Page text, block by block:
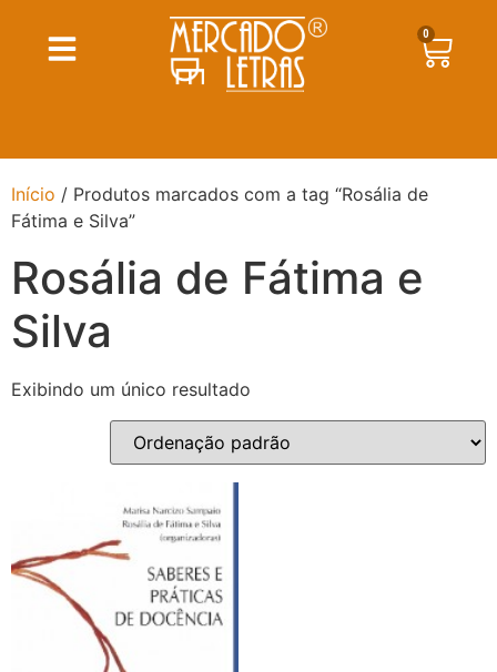
0
Início / Produtos marcados com a tag “Rosália de
Fátima e Silva”
Rosália de Fátima e
Silva
Exibindo um único resultado